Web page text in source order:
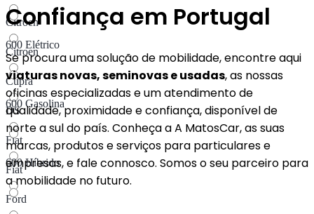
Citroen
Citroen
Cupra
DS
Fiat
Fiat
Ford
600 Elétrico
600 Gasolina
600 Híbrido​
Confiança em Portugal
Se procura uma solução de mobilidade, encontre aqui
viaturas novas, seminovas e usadas, as nossas
oficinas especializadas e um atendimento de
qualidade, proximidade e confiança, disponível de
norte a sul do país. Conheça a A MatosCar, as suas
marcas, produtos e serviços para particulares e
empresas, e fale connosco. Somos o seu parceiro para
a mobilidade no futuro.